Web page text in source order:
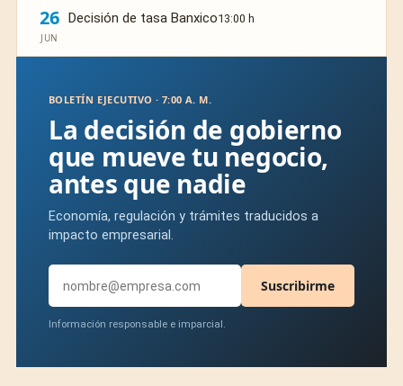
26
JUN
Decisión de tasa Banxico13:00 h
BOLETÍN EJECUTIVO · 7:00 A. M.
La decisión de gobierno
que mueve tu negocio,
antes que nadie
Economía, regulación y trámites traducidos a
impacto empresarial.
Suscribirme
Información responsable e imparcial.